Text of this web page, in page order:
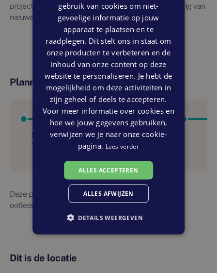
project te liken. U ontvangt dan via e-mail een melding van
nieuwe ontwikkelingen.
Planning
Start bouw
Vierde kwartaal 2023
Deze planning is indicatief. Er kunnen geen rechten
ontleend worden aan bovenstaande planning
Dit is de locatie
gebruik van cookies om niet-
gevoelige informatie op jouw
apparaat te plaatsen en te
raadplegen. Dit stelt ons in staat om
onze producten te verbeteren en de
inhoud van onze content op deze
website te personaliseren. Je hebt de
mogelijkheid om deze activiteiten in
zijn geheel of deels te accepteren.
Voor meer informatie over cookies en
hoe we jouw gegevens gebruiken,
verwijzen we je naar onze cookie-
pagina. Lees verder
ALLES ACCEPTEREN
ALLES AFWIJZEN
DETAILS WEERGEVEN